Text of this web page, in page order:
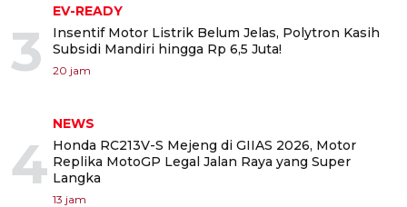
3
EV-READY
Insentif Motor Listrik Belum Jelas, Polytron Kasih
Subsidi Mandiri hingga Rp 6,5 Juta!
20 jam
4
NEWS
Honda RC213V-S Mejeng di GIIAS 2026, Motor
Replika MotoGP Legal Jalan Raya yang Super
Langka
13 jam